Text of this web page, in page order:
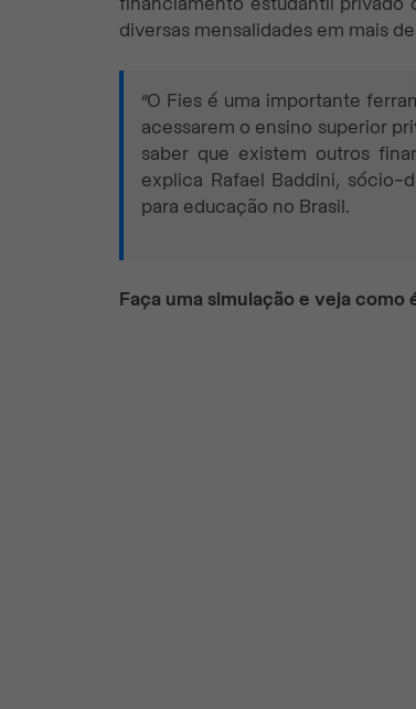
diversas mensalidades em mais
“O Fies é uma importante
acessarem o ensino superior
saber que existem outros
explica Rafael Baddini, sócio-
para educação no Brasil.
Faça uma simulação e veja como